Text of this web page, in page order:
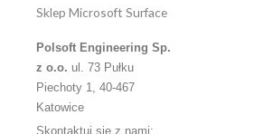
Sklep Microsoft Surface
Polsoft Engineering Sp.
z o.o. ul. 73 Pułku
Piechoty 1, 40-467
Katowice
Skontaktuj się z nami: